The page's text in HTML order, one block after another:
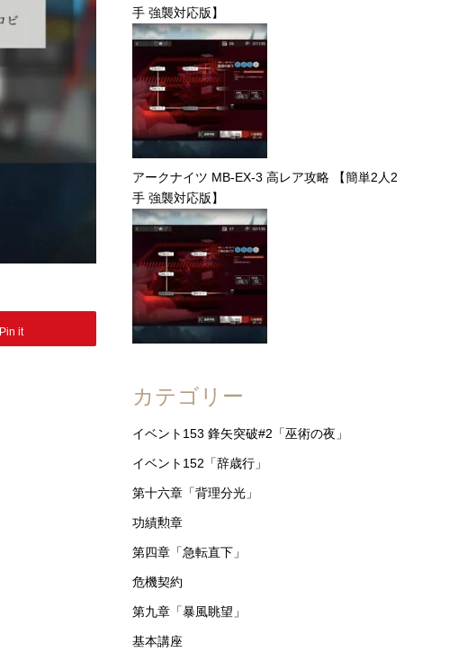
Pin it
手 強襲対応版】
アークナイツ MB-EX-3 高レア攻略 【簡単2人2
手 強襲対応版】
カテゴリー
イベント153 鋒矢突破#2「巫術の夜」
イベント152「辞歳行」
第十六章「背理分光」
功績勲章
第四章「急転直下」
危機契約
第九章「暴風眺望」
基本講座